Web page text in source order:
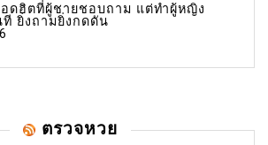
อดฮิตที่ผู้ชายชอบถาม แต่ทำผู้หญิง
ยิ่งถามยิ่งกดดัน
ตรวจหวย